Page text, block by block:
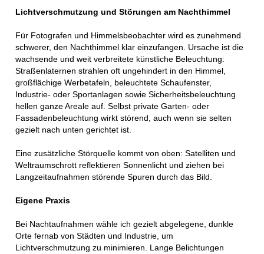
Lichtverschmutzung und Störungen am Nachthimmel
Für Fotografen und Himmelsbeobachter wird es zunehmend
schwerer, den Nachthimmel klar einzufangen. Ursache ist die
wachsende und weit verbreitete künstliche Beleuchtung:
Straßenlaternen strahlen oft ungehindert in den Himmel,
großflächige Werbetafeln, beleuchtete Schaufenster,
Industrie- oder Sportanlagen sowie Sicherheitsbeleuchtung
hellen ganze Areale auf. Selbst private Garten- oder
Fassadenbeleuchtung wirkt störend, auch wenn sie selten
gezielt nach unten gerichtet ist.
Eine zusätzliche Störquelle kommt von oben: Satelliten und
Weltraumschrott reflektieren Sonnenlicht und ziehen bei
Langzeitaufnahmen störende Spuren durch das Bild.
Eigene Praxis
Bei Nachtaufnahmen wähle ich gezielt abgelegene, dunkle
Orte fernab von Städten und Industrie, um
Lichtverschmutzung zu minimieren. Lange Belichtungen